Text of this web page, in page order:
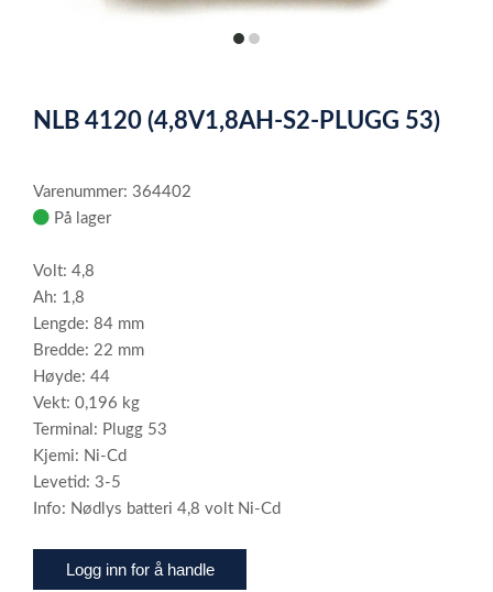
itemitem
of
NLB 4120 (4,8V1,8AH-S2-PLUGG 53)
Varenummer: 364402
På lager
Volt: 4,8
Ah: 1,8
Lengde: 84 mm
Bredde: 22 mm
Høyde: 44
Vekt: 0,196 kg
Terminal: Plugg 53
Kjemi: Ni-Cd
Levetid: 3-5
Info: Nødlys batteri 4,8 volt Ni-Cd
Logg inn for å handle